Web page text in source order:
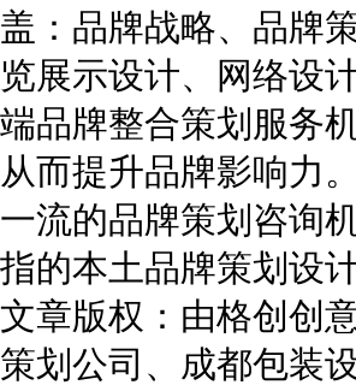
盖：品牌战略、品牌
览展示设计、网络设
端品牌整合策划服务
从而提升品牌影响力
一流的品牌策划咨询
指的本土品牌策划设计
文章版权：由格创创
策划公司 、 成都包装